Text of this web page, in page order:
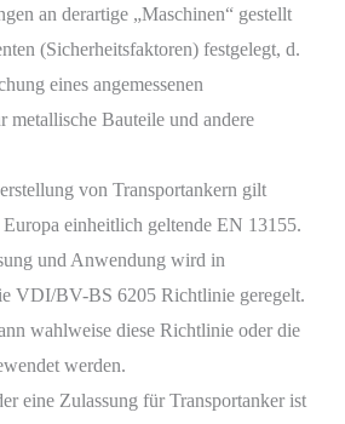
an derartige „Maschinen“ gestellt
(Sicherheitsfaktoren) festgelegt, d.
eines angemessenen
metallische Bauteile und andere
von Transportankern gilt
einheitlich geltende EN 13155.
und Anwendung wird in
VDI/BV-BS 6205 Richtlinie geregelt.
wahlweise diese Richtlinie oder die
werden.
eine Zulassung für Transportanker ist